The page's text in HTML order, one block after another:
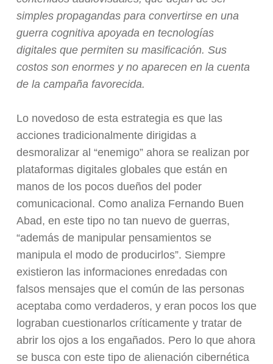
simples propagandas para convertirse en una
guerra cognitiva apoyada en tecnologías
digitales que permiten su masificación. Sus
costos son enormes y no aparecen en la cuenta
de la campaña favorecida.
Lo novedoso de esta estrategia es que las
acciones tradicionalmente dirigidas a
desmoralizar al “enemigo” ahora se realizan por
plataformas digitales globales que están en
manos de los pocos dueños del poder
comunicacional. Como analiza Fernando Buen
Abad, en este tipo no tan nuevo de guerras,
“además de manipular pensamientos se
manipula el modo de producirlos”. Siempre
existieron las informaciones enredadas con
falsos mensajes que el común de las personas
aceptaba como verdaderos, y eran pocos los que
lograban cuestionarlos críticamente y tratar de
abrir los ojos a los engañados. Pero lo que ahora
se busca con este tipo de alienación cibernética